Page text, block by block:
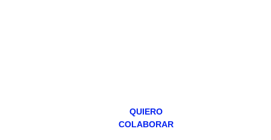
QUIERO
COLABORAR